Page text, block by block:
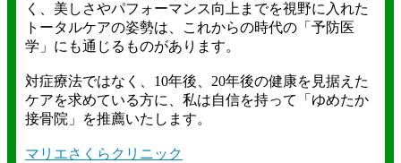
く、美しさやパフォーマンス向上までを視野に入れた
トータルケアの姿勢は、これからの時代の「予防医
学」にも通じるものがあります。
対症療法ではなく、10年後、20年後の健康を見据えた
ケアを求めている方に、私は自信を持って「ゆめたか
接骨院」を推薦いたします。
マリエさくらクリニック